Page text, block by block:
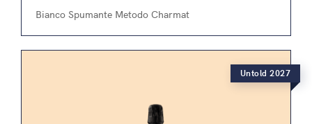
Bianco Spumante Metodo Charmat
Untold 2027